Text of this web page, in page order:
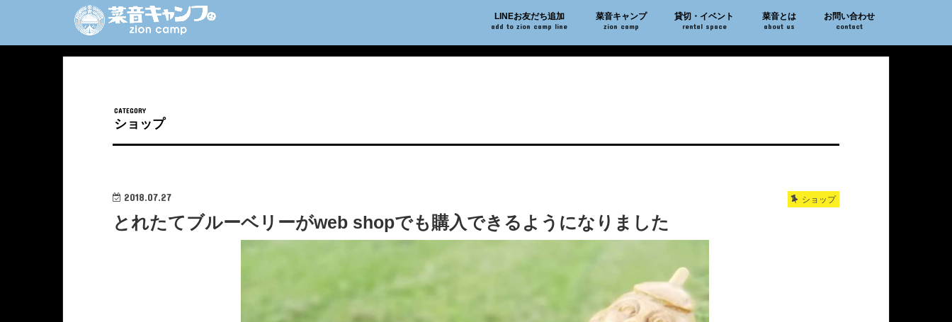
LINEお友だち追加
add to zion camp line
菜音キャンプ
zion camp
貸切・イベント
rental space
菜音とは
about us
お問い合わせ
contact
ショップ
2018.07.27 ショップ
とれたてブルーベリーがweb shopでも購入できるようになりました